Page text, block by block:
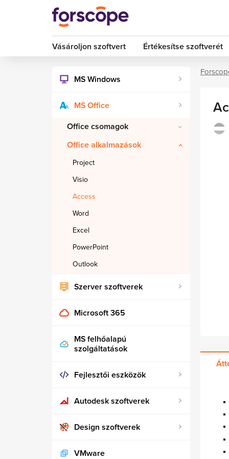
Vásároljon szoftvert Értékesítse szoftverét
MS Windows
MS Office
Office csomagok
Office alkalmazások
Project
Visio
Access
Word
Excel
PowerPoint
Outlook
Szerver szoftverek
Microsoft 365
MS felhőalapú
szolgáltatások
Fejlesztői eszközök
Autodesk szoftverek
Design szoftverek
VMware